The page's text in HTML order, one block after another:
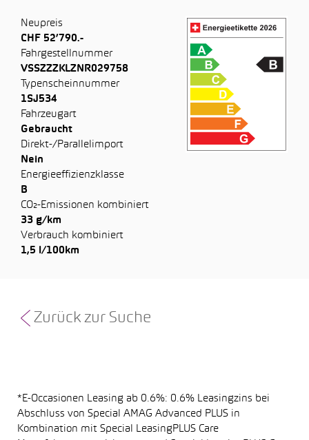
Neupreis
CHF 52’790.-
Fahrgestellnummer
VSSZZZKLZNR029758
Typenscheinnummer
1SJ534
Fahrzeugart
Gebraucht
Direkt-/Parallelimport
Nein
Energieeffizienzklasse
B
CO₂-Emissionen kombiniert
33 g/km
Verbrauch kombiniert
1,5 l/100km
Zurück zur Suche
*E-Occasionen Leasing ab 0.6%: 0.6% Leasingzins bei
Abschluss von Special AMAG Advanced PLUS in
Kombination mit Special LeasingPLUS Care